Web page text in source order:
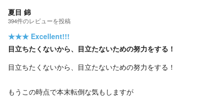
夏目 錦
394件のレビューを投稿
★★★ Excellent!!!
目立ちたくないから、目立たないための努力をする！
目立ちたくないから、目立たないための努力をする！
もうこの時点で本末転倒な気もしますが